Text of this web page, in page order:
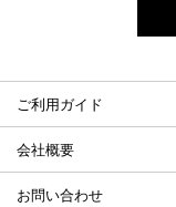
ご利用ガイド
会社概要
お問い合わせ